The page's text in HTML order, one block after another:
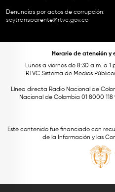
Denuncias por actos de corrupción:
soytransparente@rtvc.gov.co
Horario de atención y
Lunes a viernes de 8:30 a.m. a 1
RTVC Sistema de Medios
Línea directa Radio Nacional de
Nacional de Colombia 01 8000
Este contenido fue financiado con
de la Información y las